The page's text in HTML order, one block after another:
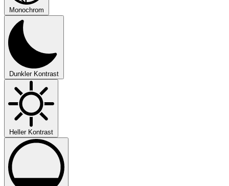
Monochrom
Dunkler Kontrast
Heller Kontrast